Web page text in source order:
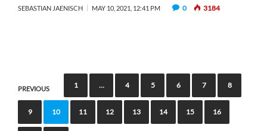
SEBASTIAN JAENISCH MAY 10, 2021, 12:41 PM 0 3184
P
o
s
PREVIOUS 1 … 4 5 6 7 8
9 10 11 12 13 14 15 16